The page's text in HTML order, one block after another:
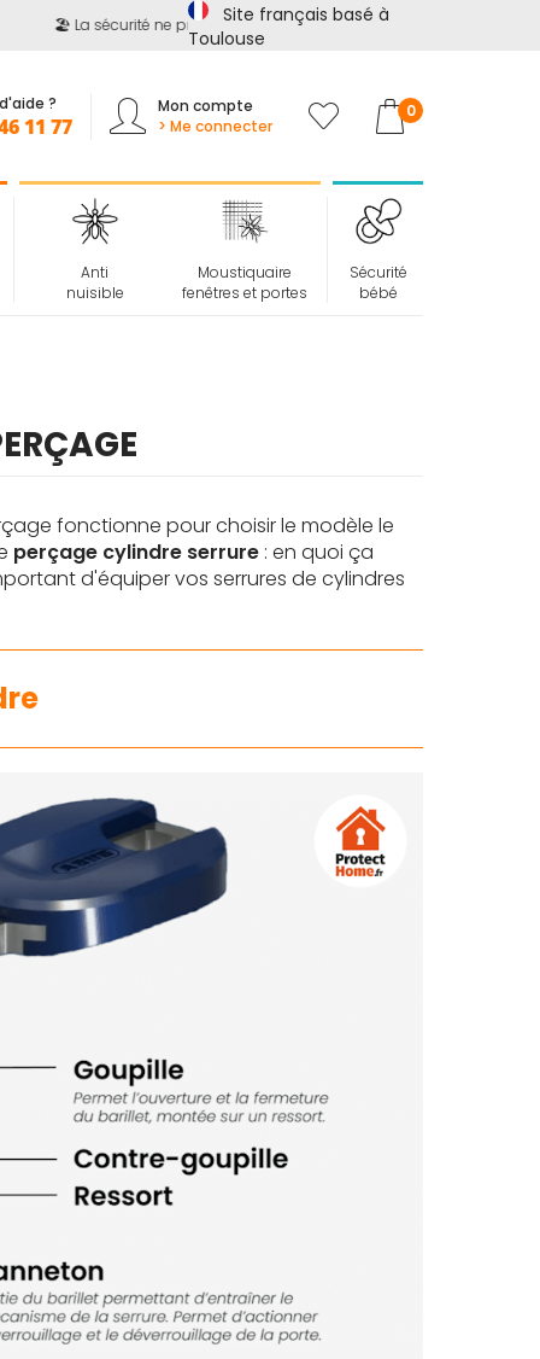
🏖️ La sécurité ne prend pas de vacances !
Site français basé à
Toulouse
?
11 77
Mon compte
> Me connecter
Mon panier
0
Anti
nuisible
Moustiquaire
fenêtres et portes
Sécurité
bébé
fonctionne pour choisir le modèle le
perçage cylindre serrure : en quoi ça
d'équiper vos serrures de cylindres